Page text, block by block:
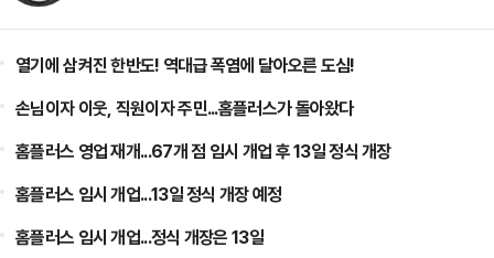
열기에 삼켜진 한반도! 역대급 폭염에 달아오른 도심!
손님이자 이웃, 직원이자 주민...홈플러스가 돌아왔다
홈플러스 영업 재개...67개 점 임시 개업 후 13일 정식 개장
홈플러스 임시 개업...13일 정식 개장 예정
홈플러스 임시 개업...정식 개장은 13일